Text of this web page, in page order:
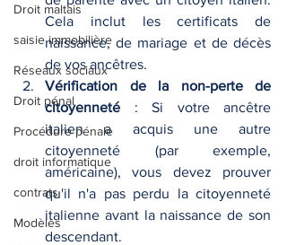
Droit maltais
saisie immobilière
Réseaux sociaux
Droit pénal
Procédure pénale
droit informatique
contrats
Modèles
Cela inclut les certificats de
naissance, de mariage et de décès
de vos ancêtres.
Vérification de la non-perte de
citoyenneté : Si votre ancêtre
italien a acquis une autre
citoyenneté (par exemple,
américaine), vous devez prouver
qu'il n'a pas perdu la citoyenneté
italienne avant la naissance de son
descendant.